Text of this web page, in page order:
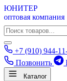
ЮНИТЕР
оптовая компания
+7 (910) 944-
Позвонить
Каталог